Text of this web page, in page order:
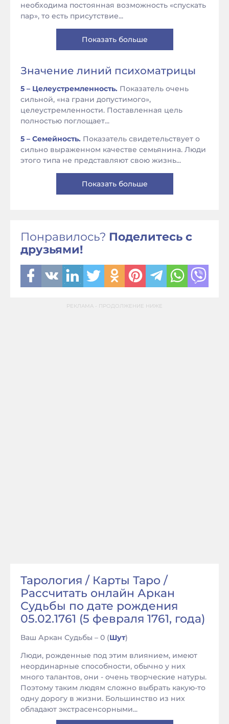
необходима постоянная возможность «спускать
пар», то есть присутствие...
Показать больше
Значение линий психоматрицы
5 – Целеустремленность. Показатель очень
сильной, «на грани допустимого»,
целеустремленности. Поставленная цель
полностью поглощает...
5 – Семейность. Показатель свидетельствует о
сильно выраженном качестве семьянина. Люди
этого типа не представляют свою жизнь...
Показать больше
Понравилось? Поделитесь с
друзьями!
РЕКЛАМА - ПРОДОЛЖЕНИЕ НИЖЕ
Тарология / Карты Таро /
Рассчитать онлайн Аркан
Судьбы по дате рождения
05.02.1761 (5 февраля 1761, года)
Ваш Аркан Судьбы – 0 (Шут)
Люди, рожденные под этим влиянием, имеют
неординарные способности, обычно у них
много талантов, они - очень творческие натуры.
Поэтому таким людям сложно выбрать какую-то
одну дорогу в жизни. Большинство из них
обладают экстрасенсорными...